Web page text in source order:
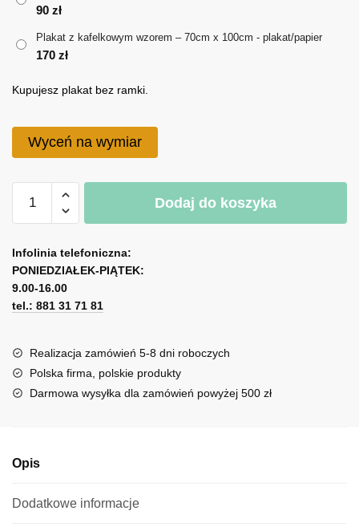
90 zł
Plakat z kafelkowym wzorem – 70cm x 100cm - plakat/papier
170 zł
Kupujesz plakat bez ramki.
Wyceń na wymiar
Plakat
kafelkowym
wzorem
Dodaj do koszyka
l
t
e
r
a
t
i
Infolinia telefoniczna:
PONIEDZIAŁEK-PIĄTEK:
9.00-16.00
tel.: 881 31 71 81
Realizacja zamówień 5-8 dni roboczych
Polska firma, polskie produkty
Darmowa wysyłka dla zamówień powyżej 500 zł
Opis
Dodatkowe informacje